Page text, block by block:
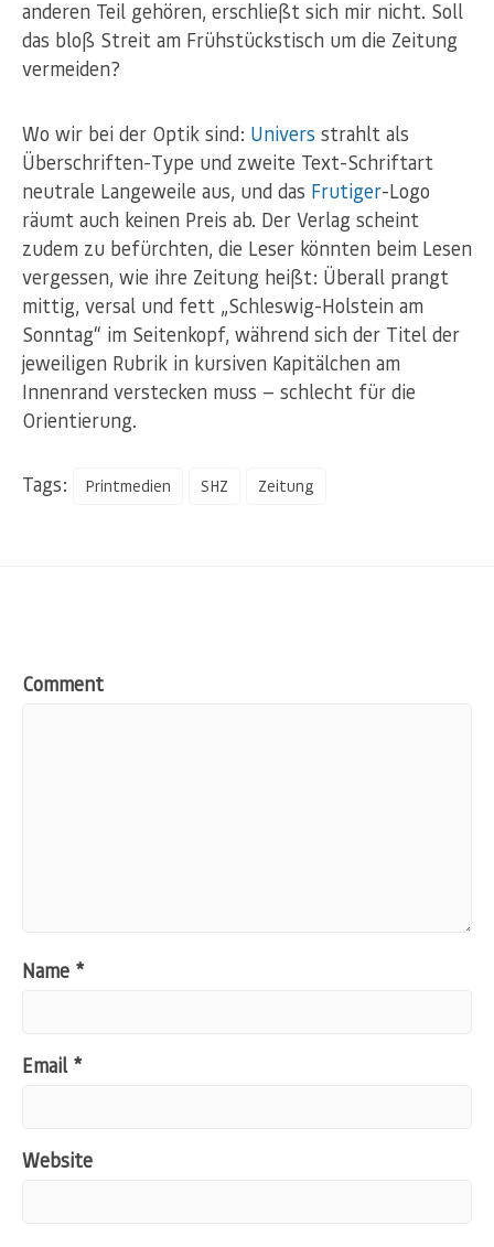
anderen Teil gehören, erschließt sich mir nicht. Soll
das bloß Streit am Frühstückstisch um die Zeitung
vermeiden?
Wo wir bei der Optik sind: Univers strahlt als
Überschriften-Type und zweite Text-Schriftart
neutrale Langeweile aus, und das Frutiger-Logo
räumt auch keinen Preis ab. Der Verlag scheint
zudem zu befürchten, die Leser könnten beim Lesen
vergessen, wie ihre Zeitung heißt: Überall prangt
mittig, versal und fett „Schleswig-Holstein am
Sonntag“ im Seitenkopf, während sich der Titel der
jeweiligen Rubrik in kursiven Kapitälchen am
Innenrand verstecken muss — schlecht für die
Orientierung.
Tags: Printmedien SHZ Zeitung
Comment
Name *
Email *
Website